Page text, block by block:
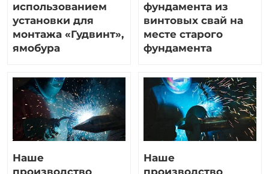
использованием
установки для
монтажа «Гудвинт»,
ямобура
фундамента из
винтовых свай на
месте старого
фундамента
Наше
производство
Наше
производство